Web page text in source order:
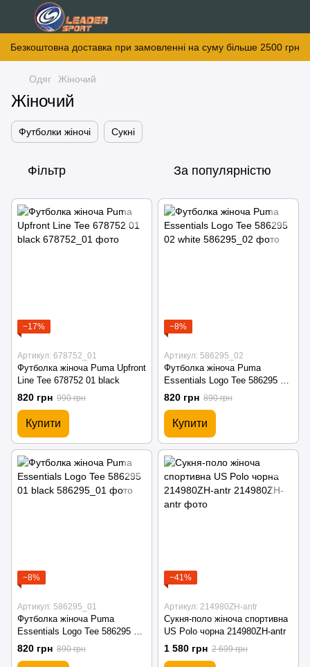
Безкоштовна доставка при замовленні на суму більше 2500 грн
Одяг Жіночий
Жіночий
Футболки жіночі Сукні
Фільтр За популярністю
−17%
Артикул: 678752_01
Футболка жіноча Puma Upfront
Line Tee 678752 01 black
820 грн 990 грн
Купити
−8%
Артикул: 586295_02
Футболка жіноча Puma
Essentials Logo Tee 586295 02
white
820 грн 890 грн
Купити
−8%
Артикул: 586295_01
Футболка жіноча Puma
Essentials Logo Tee 586295 01
black
820 грн 890 грн
−41%
Артикул: 214980ZH-antr
Сукня-поло жіноча спортивна
US Polo чорна 214980ZH-antr
1 580 грн 2 699 грн